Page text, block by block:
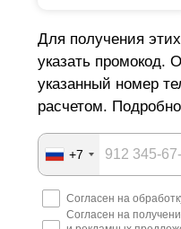
Для получения
указать промокод.
указанный номер
расчетом.
+7
Согласен на
Согласен на